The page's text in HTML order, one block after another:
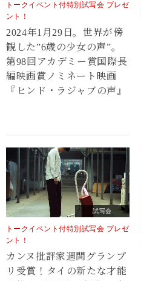
トークイベント付特別試写会 プレゼ
ント！
2024年1月29日。世界が傍
観した”6歳の少女の声”。
第98回アカデミー賞国際長
編映画賞ノミネート映画
『ヒンド・ラジャブの声』
試写会
トークイベント付特別試写会 プレゼ
ント！
カンヌ批評家週間グランプ
リ受賞！タイの新たな才能